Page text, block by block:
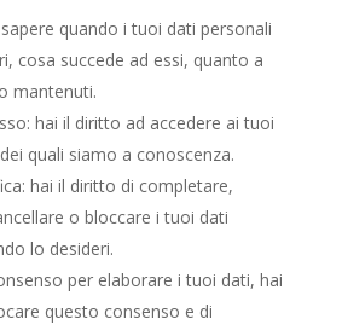
quando i tuoi dati personali
cosa succede ad essi, quanto a
mantenuti.
hai il diritto ad accedere ai tuoi
quali siamo a conoscenza.
hai il diritto di completare,
o bloccare i tuoi dati
lo desideri.
per elaborare i tuoi dati, hai
questo consenso e di